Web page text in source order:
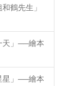
鶴先生」
天」──繪本
星」──繪本